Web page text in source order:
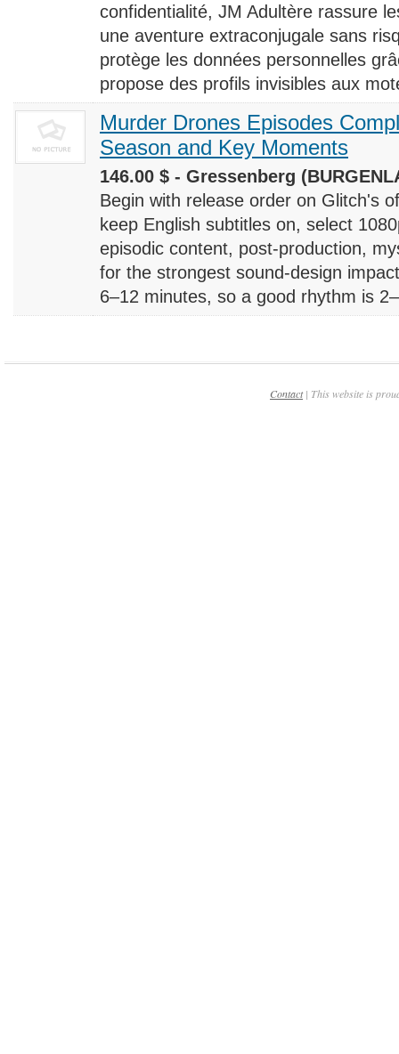
confidentialité, JM Adultère rassure
une aventure extraconjugale sans
protège les données personnelles
propose des profils invisibles aux
Murder Drones Episodes
Season and Key Moments
146.00 $ - Gressenberg
Begin with release order on Glitch's
keep English subtitles on, select
episodic content, post-production,
for the strongest sound-design
6–12 minutes, so a good rhythm is
Contact| This website is